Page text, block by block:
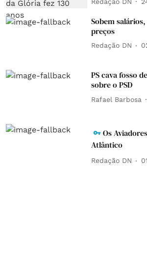
Sobem
preços
Redação DN
PS cava fosso
sobre o PSD
Rafael Barbosa
Os
Atlântico
Redação DN